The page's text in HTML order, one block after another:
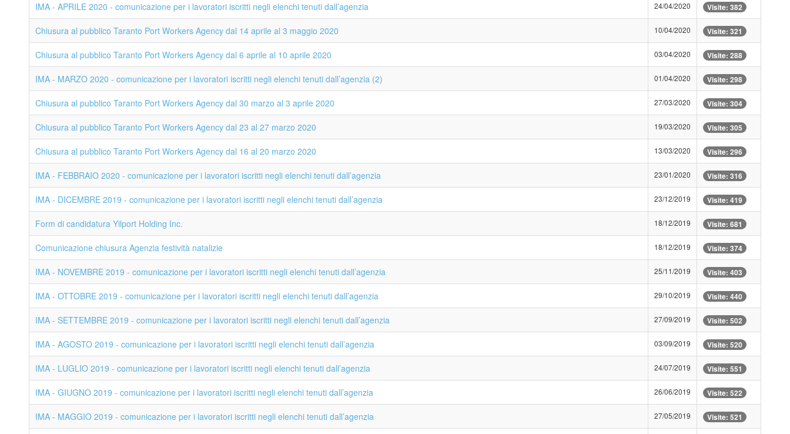
IMA - APRILE 2020 - comunicazione per i lavoratori iscritti negli elenchi tenuti dall’agenzia 24/04/2020 Visite: 382
Chiusura al pubblico Taranto Port Workers Agency dal 14 aprile al 3 maggio 2020 10/04/2020 Visite: 321
Chiusura al pubblico Taranto Port Workers Agency dal 6 aprile al 10 aprile 2020 03/04/2020 Visite: 288
IMA - MARZO 2020 - comunicazione per i lavoratori iscritti negli elenchi tenuti dall’agenzia (2) 01/04/2020 Visite: 298
Chiusura al pubblico Taranto Port Workers Agency dal 30 marzo al 3 aprile 2020 27/03/2020 Visite: 304
Chiusura al pubblico Taranto Port Workers Agency dal 23 al 27 marzo 2020 19/03/2020 Visite: 305
Chiusura al pubblico Taranto Port Workers Agency dal 16 al 20 marzo 2020 13/03/2020 Visite: 296
IMA - FEBBRAIO 2020 - comunicazione per i lavoratori iscritti negli elenchi tenuti dall’agenzia 23/01/2020 Visite: 316
IMA - DICEMBRE 2019 - comunicazione per i lavoratori iscritti negli elenchi tenuti dall’agenzia 23/12/2019 Visite: 419
Form di candidatura Yilport Holding Inc. 18/12/2019 Visite: 681
Comunicazione chiusura Agenzia festività natalizie 18/12/2019 Visite: 374
IMA - NOVEMBRE 2019 - comunicazione per i lavoratori iscritti negli elenchi tenuti dall’agenzia 25/11/2019 Visite: 403
IMA - OTTOBRE 2019 - comunicazione per i lavoratori iscritti negli elenchi tenuti dall’agenzia 29/10/2019 Visite: 440
IMA - SETTEMBRE 2019 - comunicazione per i lavoratori iscritti negli elenchi tenuti dall’agenzia 27/09/2019 Visite: 502
IMA - AGOSTO 2019 - comunicazione per i lavoratori iscritti negli elenchi tenuti dall’agenzia 03/09/2019 Visite: 520
IMA - LUGLIO 2019 - comunicazione per i lavoratori iscritti negli elenchi tenuti dall’agenzia 24/07/2019 Visite: 551
IMA - GIUGNO 2019 - comunicazione per i lavoratori iscritti negli elenchi tenuti dall’agenzia 26/06/2019 Visite: 522
IMA - MAGGIO 2019 - comunicazione per i lavoratori iscritti negli elenchi tenuti dall’agenzia 27/05/2019 Visite: 521